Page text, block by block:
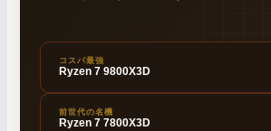
コスパ最強
Ryzen 7 9800X3D
前世代の名機
Ryzen 7 7800X3D